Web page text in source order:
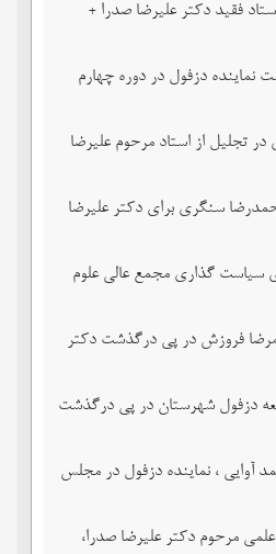
فقید دکتر علیرضا صدرا +
نماینده دزفول در دوره چهارم
تجلیل از استاد مرحوم علیرضا
سنگری برای دکتر علیرضا
سیاست گذاری مجمع عالی علوم
فروزش در پی درگذشت دکتر
دزفول شهرستان در پی درگذشت
آوایی ، نماینده دزفول در مجلس
مرحوم دکتر علیرضا صدرا،